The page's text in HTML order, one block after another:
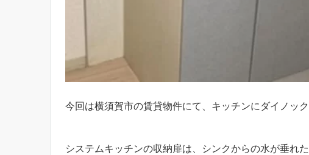
今回は横須賀市の賃貸物件にて、キッチンにダイノッ
システムキッチンの収納扉は、シンクからの水が垂れ